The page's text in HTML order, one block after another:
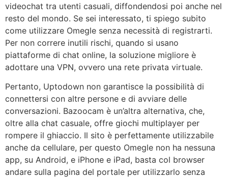
videochat tra utenti casuali, diffondendosi poi anche nel
resto del mondo. Se sei interessato, ti spiego subito
come utilizzare Omegle senza necessità di registrarti.
Per non correre inutili rischi, quando si usano
piattaforme di chat online, la soluzione migliore è
adottare una VPN, ovvero una rete privata virtuale.
Pertanto, Uptodown non garantisce la possibilità di
connettersi con altre persone e di avviare delle
conversazioni. Bazoocam è un’altra alternativa, che,
oltre alla chat casuale, offre giochi multiplayer per
rompere il ghiaccio. Il sito è perfettamente utilizzabile
anche da cellulare, per questo Omegle non ha nessuna
app, su Android, e iPhone e iPad, basta col browser
andare sulla pagina del portale per utilizzarlo senza